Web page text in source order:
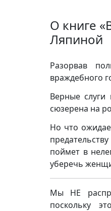
О книге
Ляпиной
Разорвав
враждебного
Верные слуги
сюзерена на
Но что
поймет в
уберечь
Мы НЕ
поскольку